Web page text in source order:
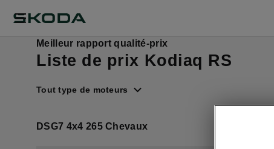
Meilleur rapport qualité-prix
Liste de prix Kodiaq RS
Tout type de moteurs
DSG7 4x4 265 Chevaux